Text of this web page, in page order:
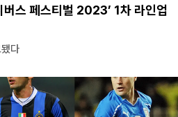
버스 페스티벌 2023’ 1차 라인업
다